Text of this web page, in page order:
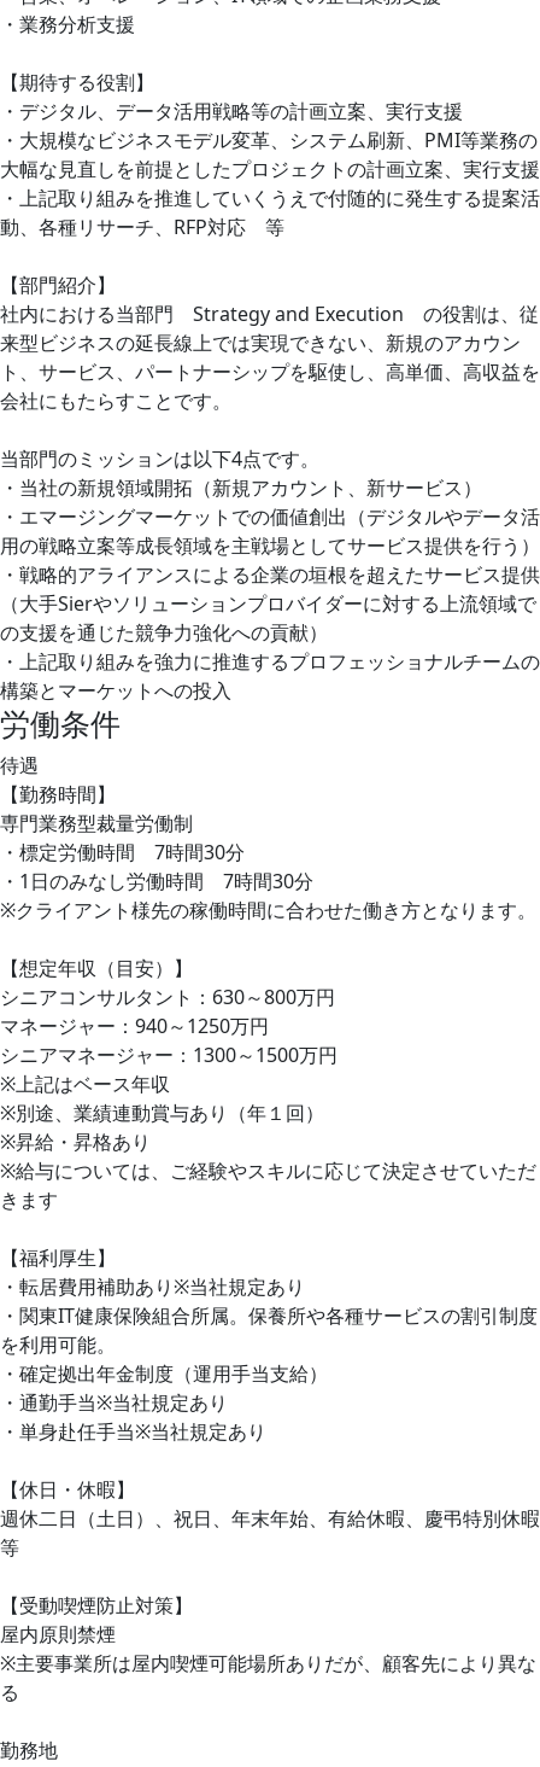
・業務分析支援
【期待する役割】
・デジタル、データ活用戦略等の計画立案、実行支援
・大規模なビジネスモデル変革、システム刷新、PMI等業務の
大幅な見直しを前提としたプロジェクトの計画立案、実行支援
・上記取り組みを推進していくうえで付随的に発生する提案活
動、各種リサーチ、RFP対応 等
【部門紹介】
社内における当部門 Strategy and Execution の役割は、従
来型ビジネスの延長線上では実現できない、新規のアカウン
ト、サービス、パートナーシップを駆使し、高単価、高収益を
会社にもたらすことです。
当部門のミッションは以下4点です。
・当社の新規領域開拓（新規アカウント、新サービス）
・エマージングマーケットでの価値創出（デジタルやデータ活
用の戦略立案等成長領域を主戦場としてサービス提供を行う）
・戦略的アライアンスによる企業の垣根を超えたサービス提供
（大手Sierやソリューションプロバイダーに対する上流領域で
の支援を通じた競争力強化への貢献）
・上記取り組みを強力に推進するプロフェッショナルチームの
構築とマーケットへの投入
労働条件
待遇
【勤務時間】
専門業務型裁量労働制
・標定労働時間 7時間30分
・1日のみなし労働時間 7時間30分
※クライアント様先の稼働時間に合わせた働き方となります。
【想定年収（目安）】
シニアコンサルタント：630～800万円
マネージャー：940～1250万円
シニアマネージャー：1300～1500万円
※上記はベース年収
※別途、業績連動賞与あり（年１回）
※昇給・昇格あり
※給与については、ご経験やスキルに応じて決定させていただ
きます
【福利厚生】
・転居費用補助あり※当社規定あり
・関東IT健康保険組合所属。保養所や各種サービスの割引制度
を利用可能。
・確定拠出年金制度（運用手当支給）
・通勤手当※当社規定あり
・単身赴任手当※当社規定あり
【休日・休暇】
週休二日（土日）、祝日、年末年始、有給休暇、慶弔特別休暇
等
【受動喫煙防止対策】
屋内原則禁煙
※主要事業所は屋内喫煙可能場所ありだが、顧客先により異な
る
勤務地